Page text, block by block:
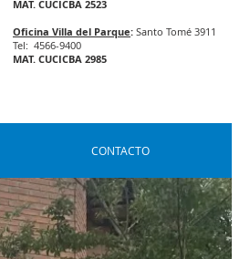
MAT. CUCICBA 2523
Oficina Villa del Parque: Santo Tomé 3911
Tel: 4566-9400
MAT. CUCICBA 2985
CONTACTO